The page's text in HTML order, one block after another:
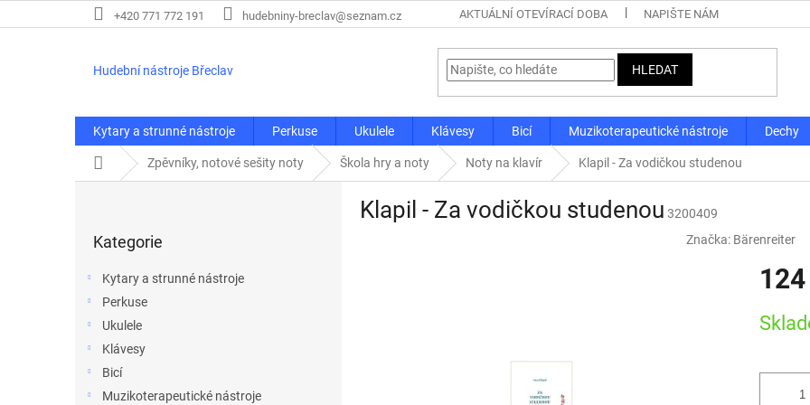
na
+420 771 772 191 hudebniny-breclav@seznam.cz AKTUÁLNÍ OTEVÍRACÍ DOBA NAPIŠTE NÁM
Hudební nástroje Břeclav HLEDAT
Kytary a strunné nástroje Perkuse Ukulele Klávesy Bicí Muzikoterapeutické nástroje Dechy
Domů Zpěvníky, notové sešity noty Škola hry a noty Noty na klavír Klapil - Za vodičkou studenou
kategorie
Kategorie
Kytary a strunné nástroje
Perkuse
Ukulele
Klávesy
Bicí
Muzikoterapeutické nástroje
Klapil - Za vodičkou studenou 3200409
Značka: Bärenreiter
cena: